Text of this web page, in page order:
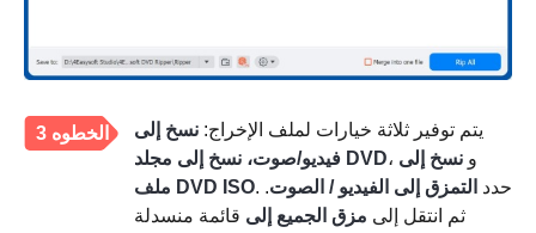
الخطوه 3 يتم توفير ثلاثة خيارات لملف الإخراج: نسخ إلى
فيديو/صوت، نسخ إلى مجلد DVD
، و نسخ إلى
ملف DVD ISO
. حدد التمزق إلى الفيديو / الصوت.
ثم انتقل إلى مزق الجميع إلى قائمة منسدلة